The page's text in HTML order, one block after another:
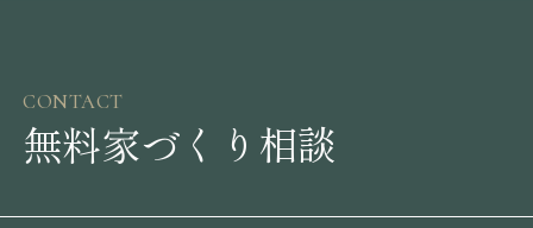
CONTACT
無料家づくり相談